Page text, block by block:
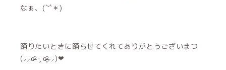
なぁ、(´˘`＊)
踊りたいときに踊らせてくれてありがとうございまつ
(⸝⸝o̴̶̷᷄ ·̭ o̴̶̷̥᷅⸝⸝)❤︎